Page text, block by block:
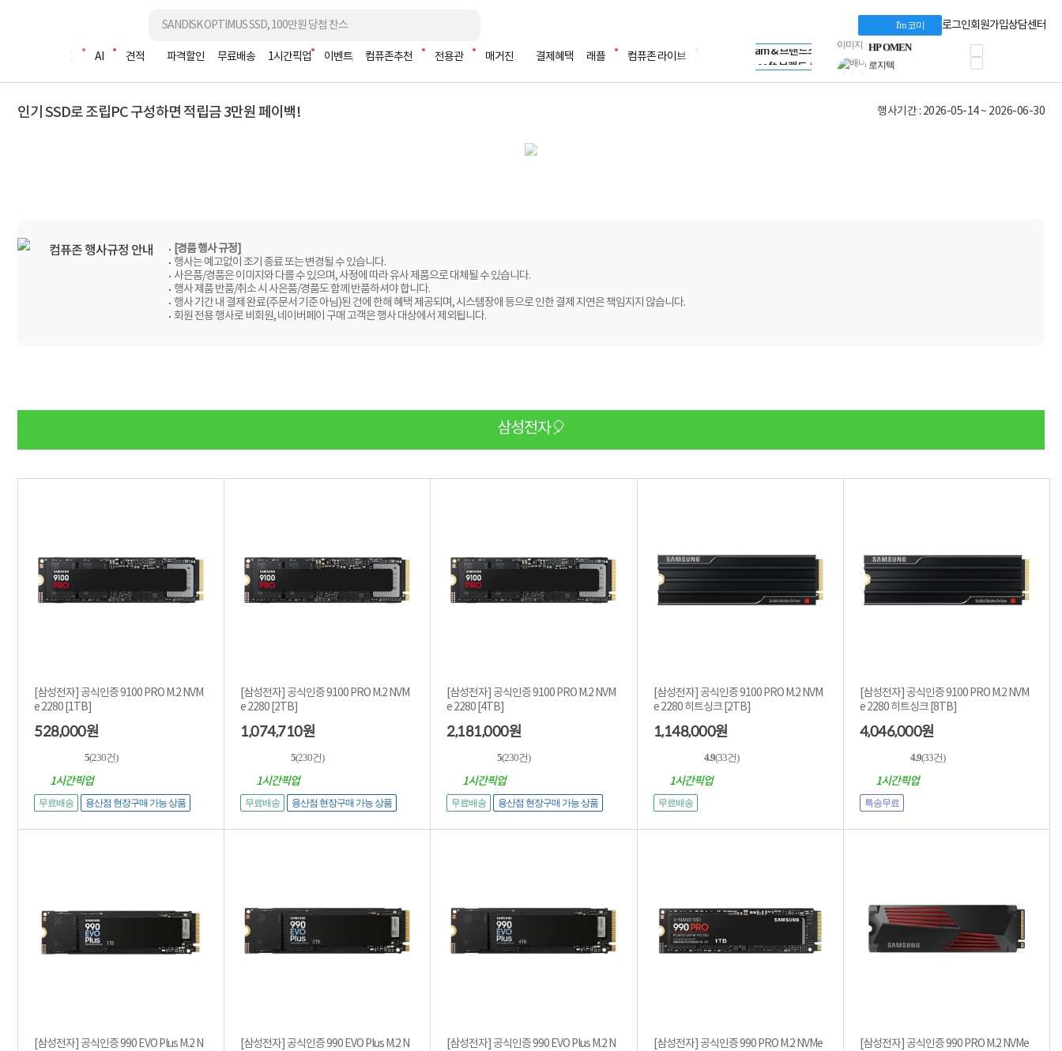
I'm 코미 로그인회원가입상담센터
조립PC AI 견적 파격할인 무료배송 1시간픽업 이벤트 컴퓨존추천 전용관 매거진 결제혜택 래플 컴퓨존 라이브
LG gram & 브랜드스토어
Microsoft 브랜드스토어
AMD 브랜드스토어
Dell 구매 찬스
프로 에센셜
타협 없는 게이밍
HP OMEN
로지텍
삼성 키보드&마우스
적립금 페이백!
여름맞이 사은품
HP 프로데스크 4
모든 것을 하나로
HP올인원 단독특가
인기 SSD로 조립PC 구성하면 적립금 3만원 페이백! 행사기간 : 2026-05-14 ~ 2026-06-30
컴퓨존 행사규정 안내
[경품 행사 규정]
행사는 예고없이 조기 종료 또는 변경될 수 있습니다.
사은품/경품은 이미지와 다를 수 있으며, 사정에 따라 유사 제품으로 대체될 수 있습니다.
행사 제품 반품/취소 시 사은품/경품도 함께 반품하셔야 합니다.
행사 기간 내 결제 완료(주문서 기준 아님)된 건에 한해 혜택 제공되며, 시스템장애 등으로 인한 결제 지연은 책임지지 않습니다.
회원 전용 행사로 비회원, 네이버페이 구매 고객은 행사 대상에서 제외됩니다.
삼성전자🎈
[삼성전자] 공식인증 9100 PRO M.2 NVM
e 2280 [1TB]
528,000원
5(230건)
1시간픽업
무료배송 용산점 현장구매 가능 상품
[삼성전자] 공식인증 9100 PRO M.2 NVM
e 2280 [2TB]
1,074,710원
5(230건)
1시간픽업
무료배송 용산점 현장구매 가능 상품
[삼성전자] 공식인증 9100 PRO M.2 NVM
e 2280 [4TB]
2,181,000원
5(230건)
1시간픽업
무료배송 용산점 현장구매 가능 상품
[삼성전자] 공식인증 9100 PRO M.2 NVM
e 2280 히트싱크 [2TB]
1,148,000원
4.9(33건)
1시간픽업
무료배송
[삼성전자] 공식인증 9100 PRO M.2 NVM
e 2280 히트싱크 [8TB]
4,046,000원
4.9(33건)
1시간픽업
특송무료
[삼성전자] 공식인증 990 EVO Plus M.2 N
[삼성전자] 공식인증 990 EVO Plus M.2 N
[삼성전자] 공식인증 990 EVO Plus M.2 N
[삼성전자] 공식인증 990 PRO M.2 NVMe
[삼성전자] 공식인증 990 PRO M.2 NVMe